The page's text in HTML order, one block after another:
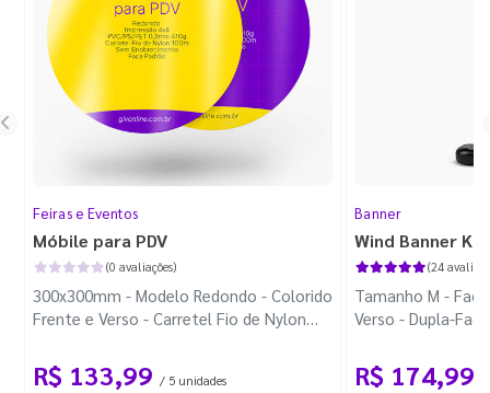
Feiras e Eventos
Móbile para PDV
(0 avaliações)
300x300mm - Modelo Redondo - Colorido
Frente e Verso - Carretel Fio de Nylon
R$ 133,99 / 5 unidades
Banner
Wind Banner
(24
Tamanho M -
Verso - Dupla-
R$ 174,99